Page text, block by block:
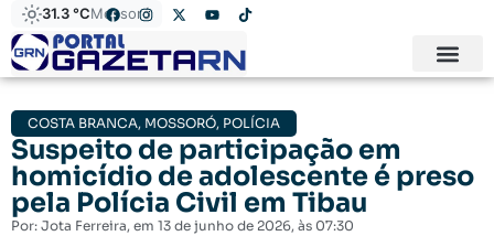
31.3 °CMossoró
COSTA BRANCA, MOSSORÓ, POLÍCIA
Suspeito de participação em
homicídio de adolescente é preso
pela Polícia Civil em Tibau
Por: Jota Ferreira, em 13 de junho de 2026, às 07:30